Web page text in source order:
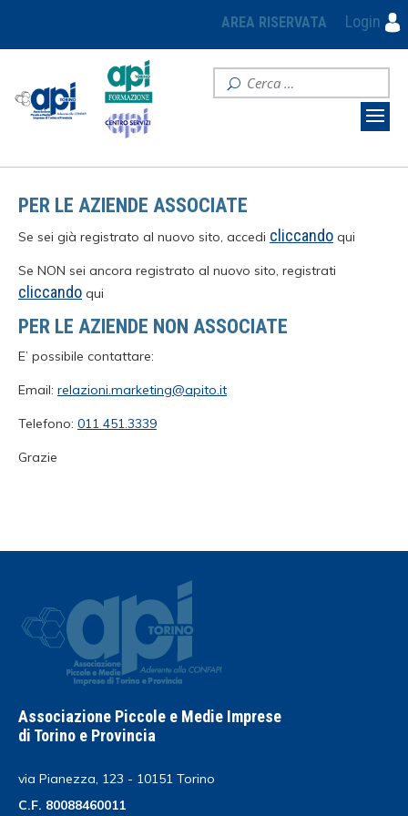
AREA RISERVATA Login
PER LE AZIENDE ASSOCIATE
Se sei già registrato al nuovo sito, accedi cliccando qui
Se NON sei ancora registrato al nuovo sito, registrati
cliccando qui
PER LE AZIENDE NON ASSOCIATE
E’ possibile contattare:
Email: relazioni.marketing@apito.it
Telefono: 011 451.3339
Grazie
Associazione Piccole e Medie Imprese
di Torino e Provincia
via Pianezza, 123 - 10151 Torino
C.F. 80088460011